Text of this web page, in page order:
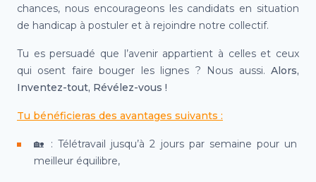
chances, nous encourageons les candidats en situation
de handicap à postuler et à rejoindre notre collectif.
Tu es persuadé que l’avenir appartient à celles et ceux
qui osent faire bouger les lignes ? Nous aussi. Alors,
Inventez-tout, Révélez-vous !
Tu bénéficieras des avantages suivants :
🏡
: Télétravail jusqu’à 2 jours par semaine pour un
meilleur équilibre,